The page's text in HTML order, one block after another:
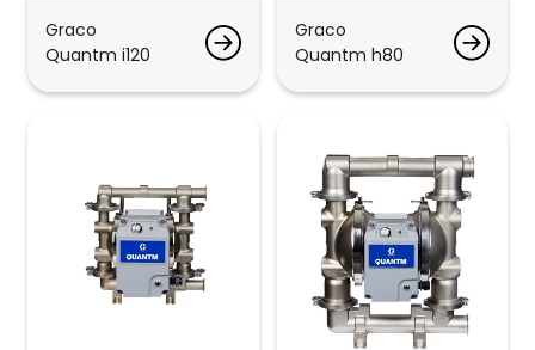
Graco
Quantm i120
Graco
Quantm h80